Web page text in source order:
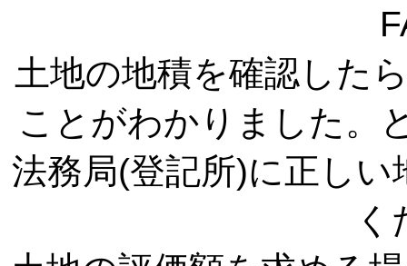
土地の地積を確認した
ことがわかりました。
法務局(登記所)に正し
く